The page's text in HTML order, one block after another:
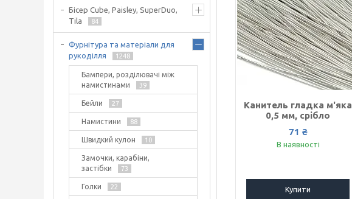
Канитель гладка м'яка
0,5 мм, срібло
71 ₴
В наявності
Купити
Бісер Cube, Paisley, SuperDuo,
Tila
84
Фурнітура та матеріали для
рукоділля
1248
Бампери, розділювачі між
намистинами
39
Бейли 27
Намистини 88
Швидкий кулон 10
Замочки, карабіни,
застібки
73
Голки 22